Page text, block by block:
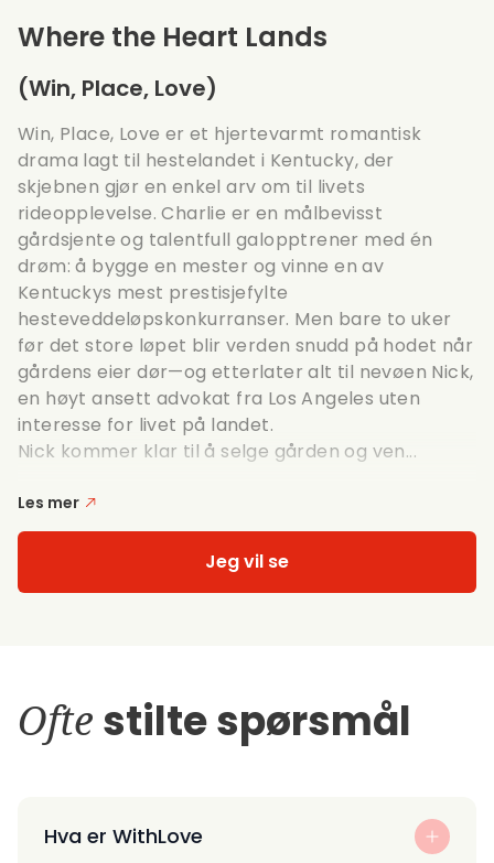
Where the Heart Lands
(Win, Place, Love)
Win, Place, Love er et hjertevarmt romantisk
drama lagt til hestelandet i Kentucky, der
skjebnen gjør en enkel arv om til livets
rideopplevelse. Charlie er en målbevisst
gårdsjente og talentfull galopptrener med én
drøm: å bygge en mester og vinne en av
Kentuckys mest prestisjefylte
hesteveddeløpskonkurranser. Men bare to uker
før det store løpet blir verden snudd på hodet når
gårdens eier dør—og etterlater alt til nevøen Nick,
en høyt ansett advokat fra Los Angeles uten
interesse for livet på landet.
Nick kommer klar til å selge gården og ven...
Les mer
Jeg vil se
Ofte stilte spørsmål
Hva er WithLove